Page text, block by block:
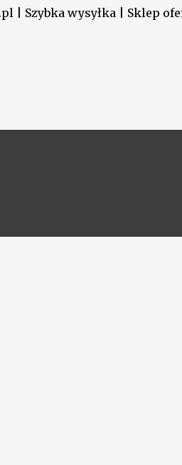
| Szybka wysyłka | Sklep